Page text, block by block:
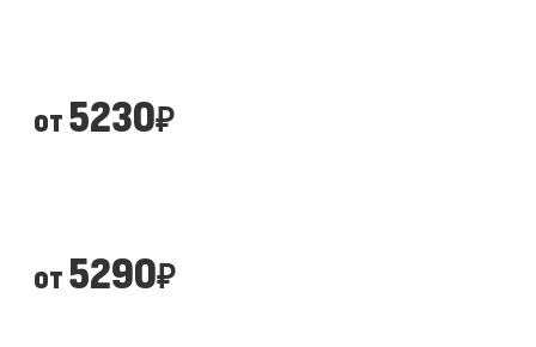
от5230₽
от5290₽